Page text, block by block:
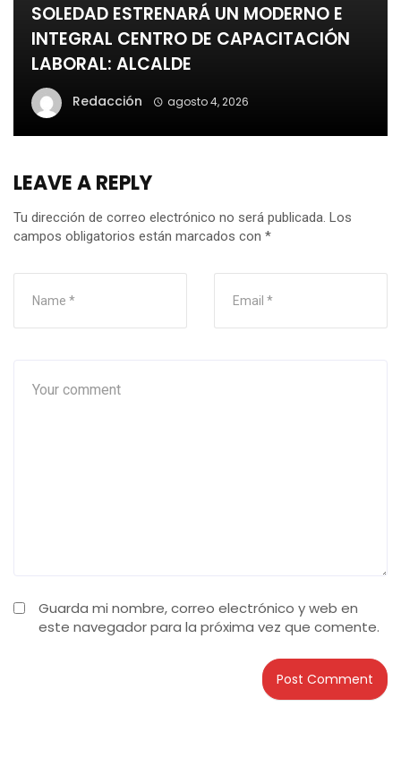
SOLEDAD ESTRENARÁ UN MODERNO E
INTEGRAL CENTRO DE CAPACITACIÓN
LABORAL: ALCALDE
Redacción agosto 4, 2026
LEAVE A REPLY
Tu dirección de correo electrónico no será publicada. Los
campos obligatorios están marcados con *
Guarda mi nombre, correo electrónico y web en
este navegador para la próxima vez que comente.